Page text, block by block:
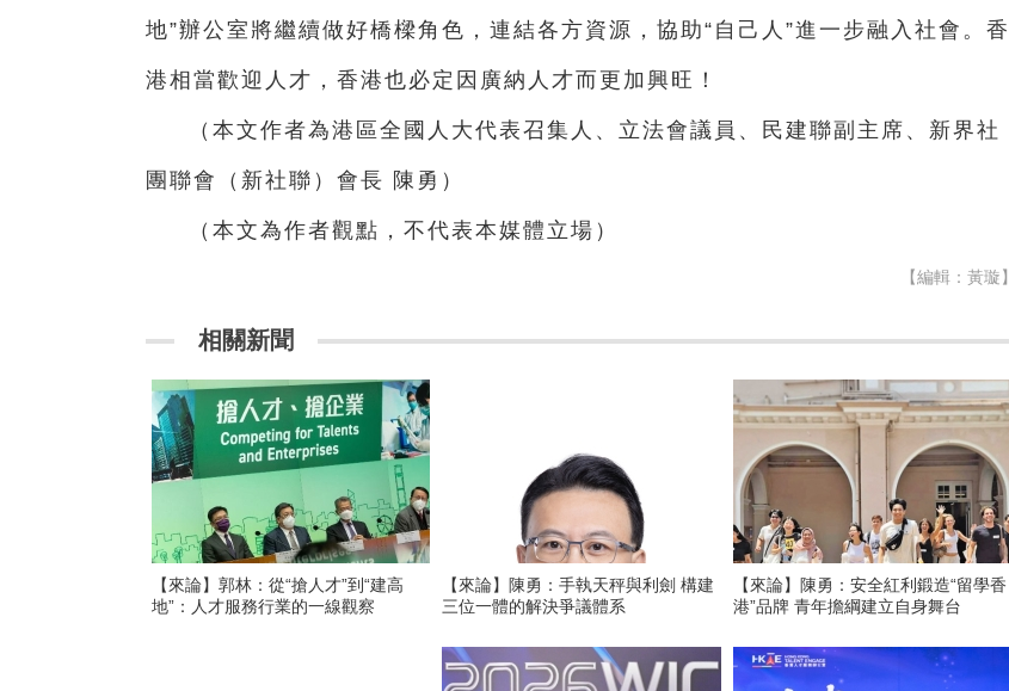
地”辦公室將繼續做好橋樑角色，連結各方資源，協助“自己人”進一步融入社會。香
港相當歡迎人才，香港也必定因廣納人才而更加興旺！
（本文作者為港區全國人大代表召集人、立法會議員、民建聯副主席、新界社
團聯會（新社聯）會長 陳勇）
（本文為作者觀點，不代表本媒體立場）
【編輯：黃璇】
相關新聞
【來論】郭林：從“搶人才”到“建高
地”：人才服務行業的一線觀察
【來論】陳勇：手執天秤與利劍 構建
三位一體的解決爭議體系
【來論】陳勇：安全紅利鍛造“留學香
港”品牌 青年擔綱建立自身舞台